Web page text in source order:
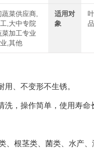
菜供应商,
,大中专院
加工专业
,其他
适用对
象
、不变形不生锈。
操作简单，使用寿命
、根茎类、菌类、水产